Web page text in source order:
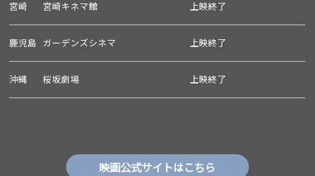
宮崎 宮崎キネマ館 上映終了
鹿児島 ガーデンズシネマ 上映終了
沖縄 桜坂劇場 上映終了
映画公式サイトはこちら